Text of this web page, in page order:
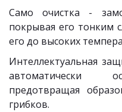
Само очистка -
покрывая его тонким
его до высоких
Интеллектуальная
автоматически
предотвращая
грибков.